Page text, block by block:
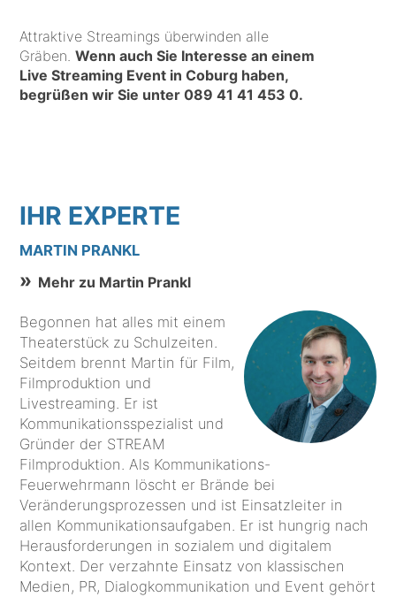
Attraktive Streamings überwinden alle
Gräben.Wenn auch Sie Interesse an einem
Live Streaming Event in Coburg haben,
begrüßen wir Sie unter089 41 41 453 0.
IHR EXPERTE
MARTIN PRANKL
Mehr zu Martin Prankl
Begonnen hat alles mit einem
Theaterstück zu Schulzeiten.
Seitdem brennt Martin für Film,
Filmproduktion und
Livestreaming. Er ist
Kommunikationsspezialist und
Gründer der STREAM
Filmproduktion. Als Kommunikations-
Feuerwehrmann löscht er Brände bei
Veränderungsprozessen und ist Einsatzleiter in
allen Kommunikationsaufgaben. Er ist hungrig nach
Herausforderungen in sozialem und digitalem
Kontext. Der verzahnte Einsatz von klassischen
Medien, PR, Dialogkommunikation und Event gehört